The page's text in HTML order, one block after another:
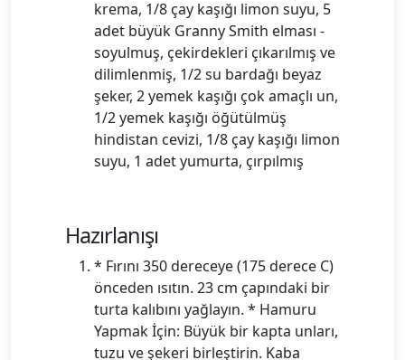
krema, 1/8 çay kaşığı limon suyu, 5
adet büyük Granny Smith elması -
soyulmuş, çekirdekleri çıkarılmış ve
dilimlenmiş, 1/2 su bardağı beyaz
şeker, 2 yemek kaşığı çok amaçlı un,
1/2 yemek kaşığı öğütülmüş
hindistan cevizi, 1/8 çay kaşığı limon
suyu, 1 adet yumurta, çırpılmış
Hazırlanışı
* Fırını 350 dereceye (175 derece C)
önceden ısıtın. 23 cm çapındaki bir
turta kalıbını yağlayın. * Hamuru
Yapmak İçin: Büyük bir kapta unları,
tuzu ve şekeri birleştirin. Kaba